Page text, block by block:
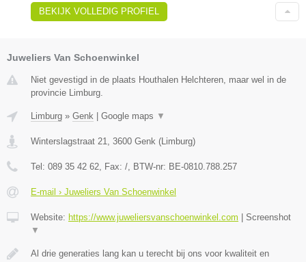
BEKIJK VOLLEDIG PROFIEL
Juweliers Van Schoenwinkel
Niet gevestigd in de plaats Houthalen Helchteren, maar wel in de
provincie Limburg.
Limburg » Genk Google maps ▼
Winterslagstraat 21, 3600 Genk (Limburg)
Tel: 089 35 42 62, Fax: /, BTW-nr: BE-0810.788.257
E-mail › Juweliers Van Schoenwinkel
Website: https://www.juweliersvanschoenwinkel.com
Screenshot
▼
Al drie generaties lang kan u terecht bij ons voor kwaliteit en